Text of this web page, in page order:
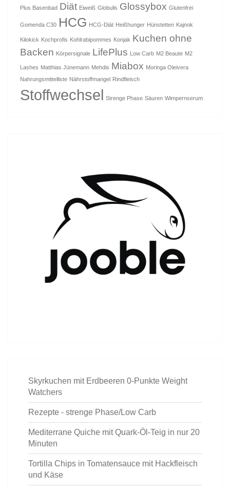
Plus Basenbad Diät Eiweiß Globulis Glossybox Glutenfrei
Gomenda C30 HCG HCG-Diät Heißhunger Hünstetten Kajnok
Kilokick Kochprofis Kohlrabipommes Konjak Kuchen ohne
Backen Körpersignale LifePlus Low Carb M2 Beaute M2
Lashes Matthias Jünemann Mehdis Miabox Moringa Oleivera
Nahrungsmittelliste Nährstoffmangel Rindfleisch
Stoffwechsel Strenge Phase Säuren Wimpernserum
Skyrkuchen mit Erdbeeren 0-Punkte Weight
Watchers
Rezepte - strenge Phase/Low Carb
Mediterrane Quiche mit Quark-Öl-Teig in nur 20
Minuten
Tortilla Chips in Tomatensauce mit Hackfleisch
und Käse